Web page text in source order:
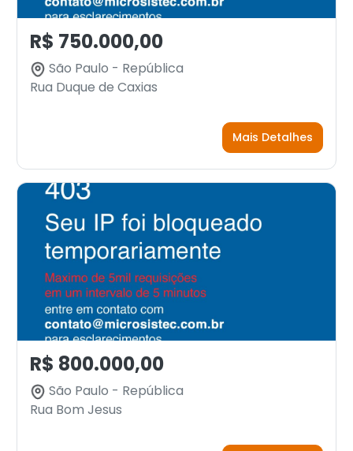
R$ 750.000,00
São Paulo - República
Rua Duque de Caxias
Mais Detalhes
R$ 800.000,00
São Paulo - República
Rua Bom Jesus